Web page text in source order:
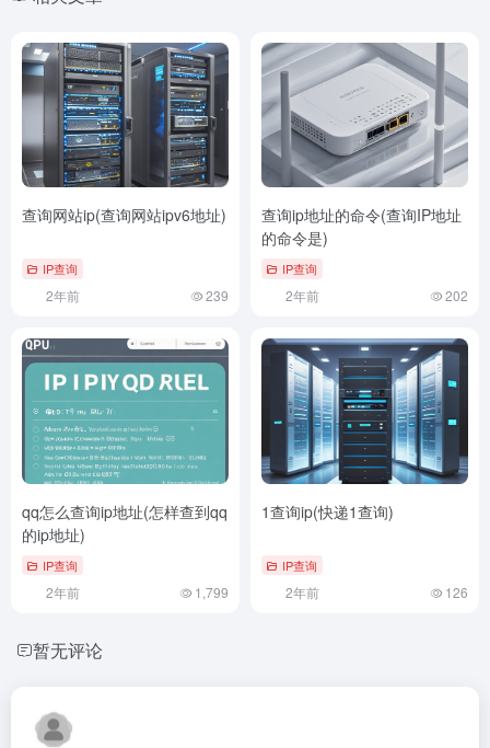
查询网站ip(查询网站ipv6地址)
IP查询
2年前 239
查询ip地址的命令(查询IP地址
的命令是)
IP查询
2年前 202
qq怎么查询ip地址(怎样查到qq
的ip地址)
IP查询
2年前 1,799
1查询ip(快递1查询)
IP查询
2年前 126
暂无评论